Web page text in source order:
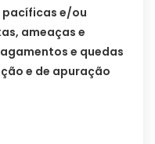
e/ou
ameaças e
e quedas
e de apuração